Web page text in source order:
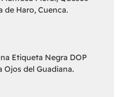
de Haro, Cuenca.
Etiqueta Negra DOP
Ojos del Guadiana.